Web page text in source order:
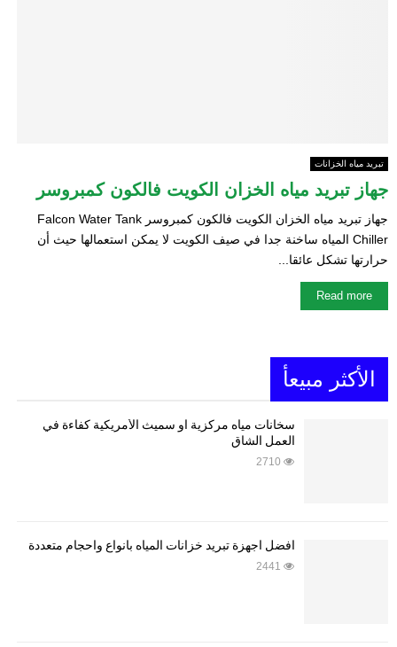
تبريد مياه الخزانات
جهاز تبريد مياه الخزان الكويت فالكون كمبروسر
جهاز تبريد مياه الخزان الكويت فالكون كمبروسر Falcon Water Tank
Chiller المياه ساخنة جدا في صيف الكويت لا يمكن استعمالها حيث أن
حرارتها تشكل عائقا...
Read more
الأكثر مبيعأ
سخانات مياه مركزية او سميث الأمريكية كفاءة في
العمل الشاق
2710
أفضل أجهزة تبريد خزانات المياه بأنواع وأحجام متعددة
2441